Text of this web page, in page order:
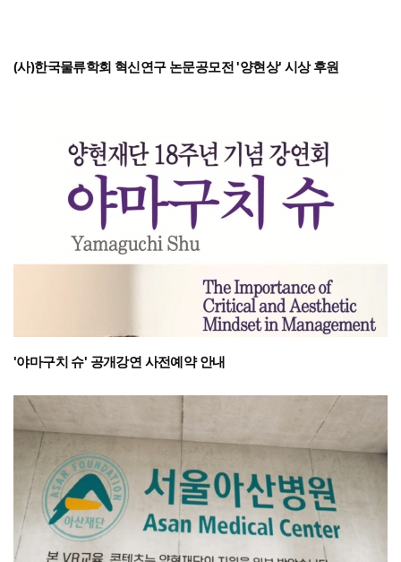
(사)한국물류학회 혁신연구 논문공모전 '양현상' 시상 후원
'야마구치 슈' 공개강연 사전예약 안내